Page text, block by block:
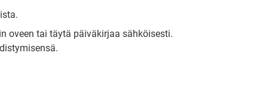
oveen tai täytä päiväkirjaa sähköisesti.